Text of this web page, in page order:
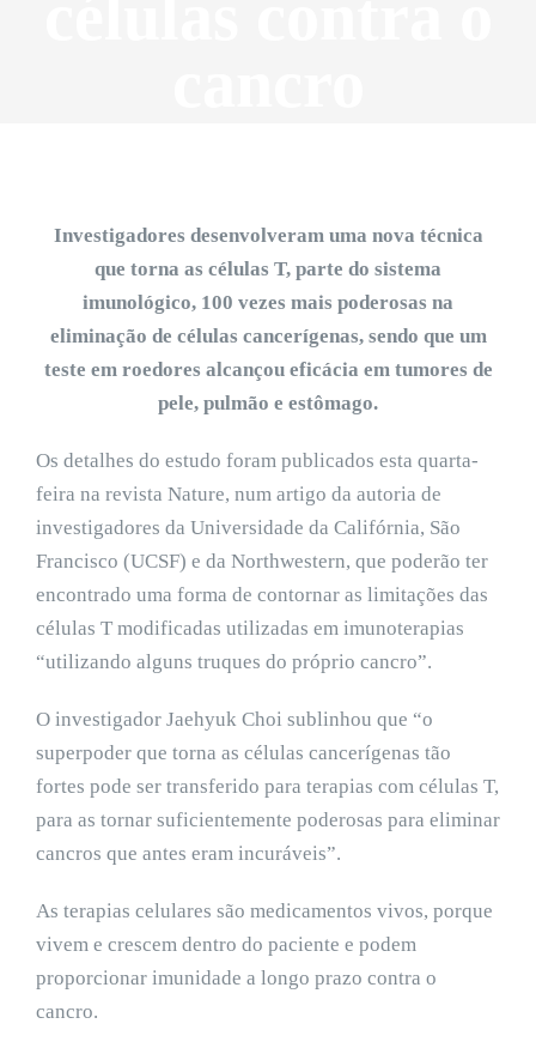
Investigadores desenvolveram uma nova técnica
que torna as células T, parte do sistema
imunológico, 100 vezes mais poderosas na
eliminação de células cancerígenas, sendo que um
teste em roedores alcançou eficácia em tumores de
pele, pulmão e estômago.
Os detalhes do estudo foram publicados esta quarta-
feira na revista Nature, num artigo da autoria de
investigadores da Universidade da Califórnia, São
Francisco (UCSF) e da Northwestern, que poderão ter
encontrado uma forma de contornar as limitações das
células T modificadas utilizadas em imunoterapias
“utilizando alguns truques do próprio cancro”.
O investigador Jaehyuk Choi sublinhou que “o
superpoder que torna as células cancerígenas tão
fortes pode ser transferido para terapias com células T,
para as tornar suficientemente poderosas para eliminar
cancros que antes eram incuráveis”.
As terapias celulares são medicamentos vivos, porque
vivem e crescem dentro do paciente e podem
proporcionar imunidade a longo prazo contra o
cancro.